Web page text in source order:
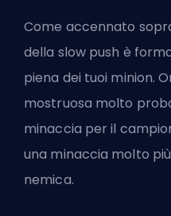
Come accennato
della slow push è
piena dei tuoi minion.
mostruosa molto
minaccia per il
una minaccia molto
nemica.